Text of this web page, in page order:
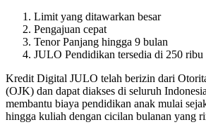
Limit yang ditawarkan besar
Pengajuan cepat
Tenor Panjang hingga 9 bulan
JULO Pendidikan tersedia di 250
Kredit Digital JULO telah berizin dari
(OJK) dan dapat diakses di seluruh
membantu biaya pendidikan anak mulai
hingga kuliah dengan cicilan bulanan yang